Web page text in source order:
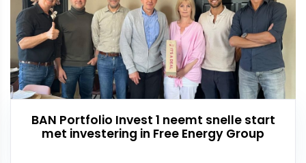
BAN Portfolio Invest 1 neemt snelle start
met investering in Free Energy Group